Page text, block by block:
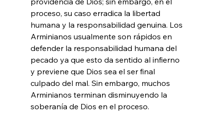
proceso, su caso erradica la libertad
humana y la responsabilidad genuina. Los
Arminianos usualmente son rápidos en
defender la responsabilidad humana del
pecado ya que esto da sentido al infierno
y previene que Dios sea el ser final
culpado del mal. Sin embargo, muchos
Arminianos terminan disminuyendo la
soberanía de Dios en el proceso.